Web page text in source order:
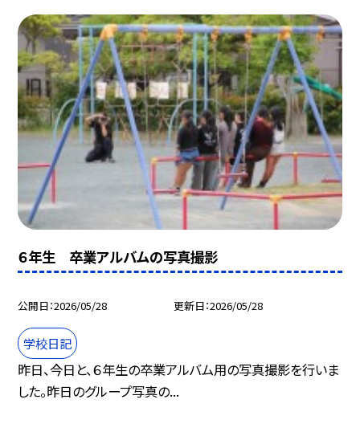
６年生 卒業アルバムの写真撮影
公開日 2026/05/28 更新日 2026/05/28
学校日記
昨日、今日と、６年生の卒業アルバム用の写真撮影を行いま
した。昨日のグループ写真の...